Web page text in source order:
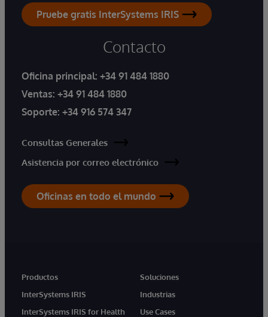
Pruebe gratis InterSystems IRIS
Contacto
Oficina principal: +34 91 484 1880
Ventas: +34 91 484 1880
Soporte: +34 916 574 347
Consultas Generales
Asistencia por correo electrónico
Oficinas en todo el mundo
Productos
InterSystems IRIS
InterSystems IRIS for Health
Soluciones
Industrias
Use Cases